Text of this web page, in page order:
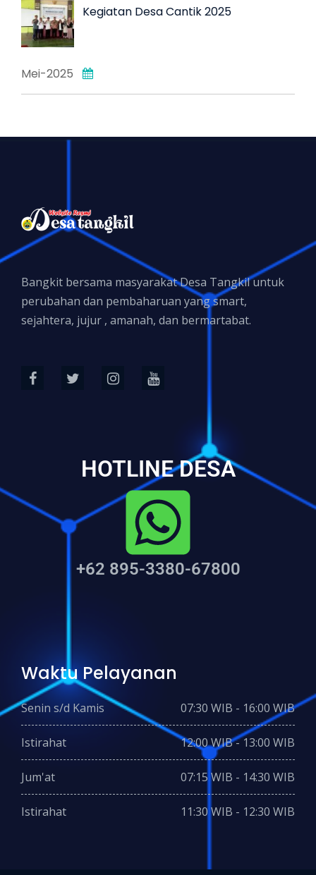
Kegiatan Desa Cantik 2025
Mei-2025
Bangkit bersama masyarakat Desa Tangkil untuk
perubahan dan pembaharuan yang smart,
sejahtera, jujur , amanah, dan bermartabat.
HOTLINE DESA
+62 895-3380-67800
Waktu Pelayanan
Senin s/d Kamis 07:30 WIB - 16:00 WIB
Istirahat 12:00 WIB - 13:00 WIB
Jum'at 07:15 WIB - 14:30 WIB
Istirahat 11:30 WIB - 12:30 WIB